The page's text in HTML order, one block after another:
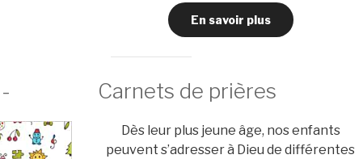
En savoir plus
- Carnets de prières
Dès leur plus jeune âge, nos enfants
peuvent s’adresser à Dieu de différentes